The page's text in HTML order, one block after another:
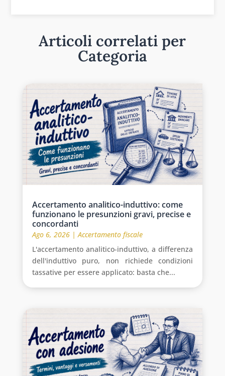
Articoli correlati per
Categoria
Accertamento analitico-induttivo: come
funzionano le presunzioni gravi, precise e
concordanti
Ago 6, 2026|Accertamento fiscale
L'accertamento analitico-induttivo, a differenza
dell'induttivo puro, non richiede condizioni
tassative per essere applicato: basta che...